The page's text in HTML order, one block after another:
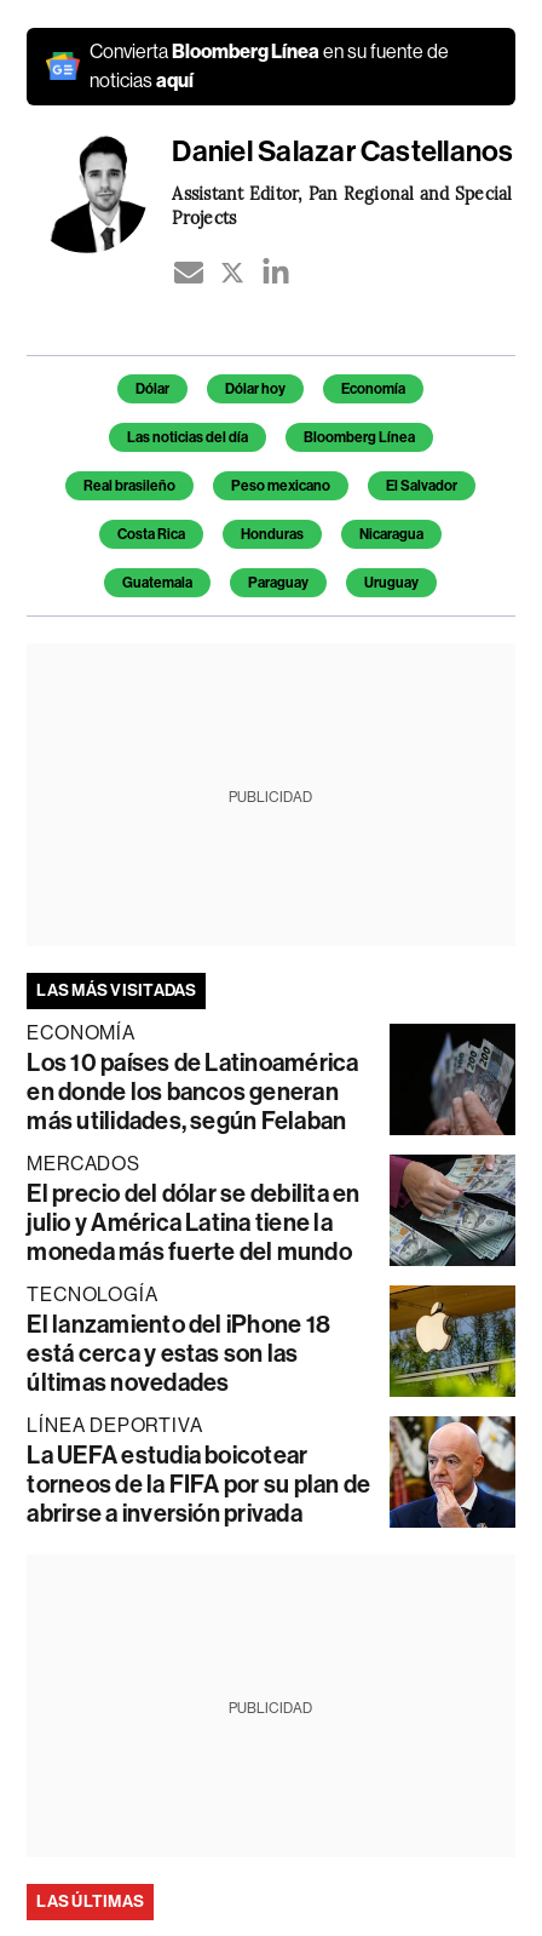
ConviertaBloomberg Línea en su fuente de
noticiasaquí
Daniel Salazar Castellanos
Assistant Editor, Pan Regional and Special
Projects
Temas de este artículo
Dólar Dólar hoy Economía
Las noticias del día Bloomberg Línea
Real brasileño Peso mexicano El Salvador
Costa Rica Honduras Nicaragua
Guatemala Paraguay Uruguay
PUBLICIDAD
LAS MÁS VISITADAS
ECONOMÍA
Los 10 países de Latinoamérica
en donde los bancos generan
más utilidades, según Felaban
MERCADOS
El precio del dólar se debilita en
julio y América Latina tiene la
moneda más fuerte del mundo
TECNOLOGÍA
El lanzamiento del iPhone 18
está cerca y estas son las
últimas novedades
LÍNEA DEPORTIVA
La UEFA estudia boicotear
torneos de la FIFA por su plan de
abrirse a inversión privada
PUBLICIDAD
LAS ÚLTIMAS